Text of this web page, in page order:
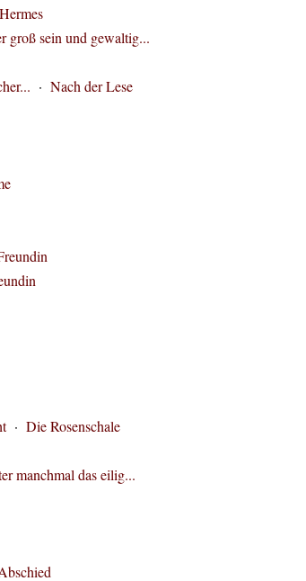
groß sein und gewaltig...
· Nach der Lese
· Die Rosenschale
manchmal das eilig...